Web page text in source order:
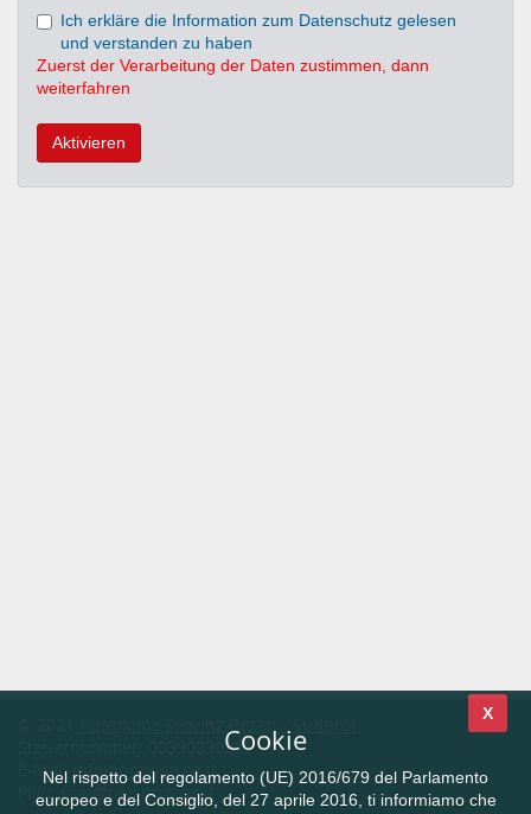
Ich erkläre die Information zum Datenschutz gelesen
und verstanden zu haben
Zuerst der Verarbeitung der Daten zustimmen, dann
weiterfahren
Aktivieren
Steuernummer: 00390090215
E-Mail info@provinz.bz.it
PEC:adm@pec.prov.bz.it
X
Cookie
Nel rispetto del regolamento (UE) 2016/679 del Parlamento
europeo e del Consiglio, del 27 aprile 2016, ti informiamo che